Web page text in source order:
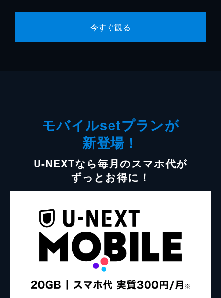
今すぐ観る
モバイルsetプランが
新登場！
U-NEXTなら毎月のスマホ代が
ずっとお得に！